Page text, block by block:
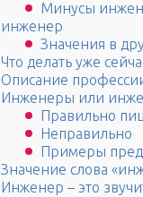
Минусы
инженер
Значения в
Что делать уже
Описание
Инженеры или
Правильно
Неправильно
Примеры
Значение слова
Инженер – это